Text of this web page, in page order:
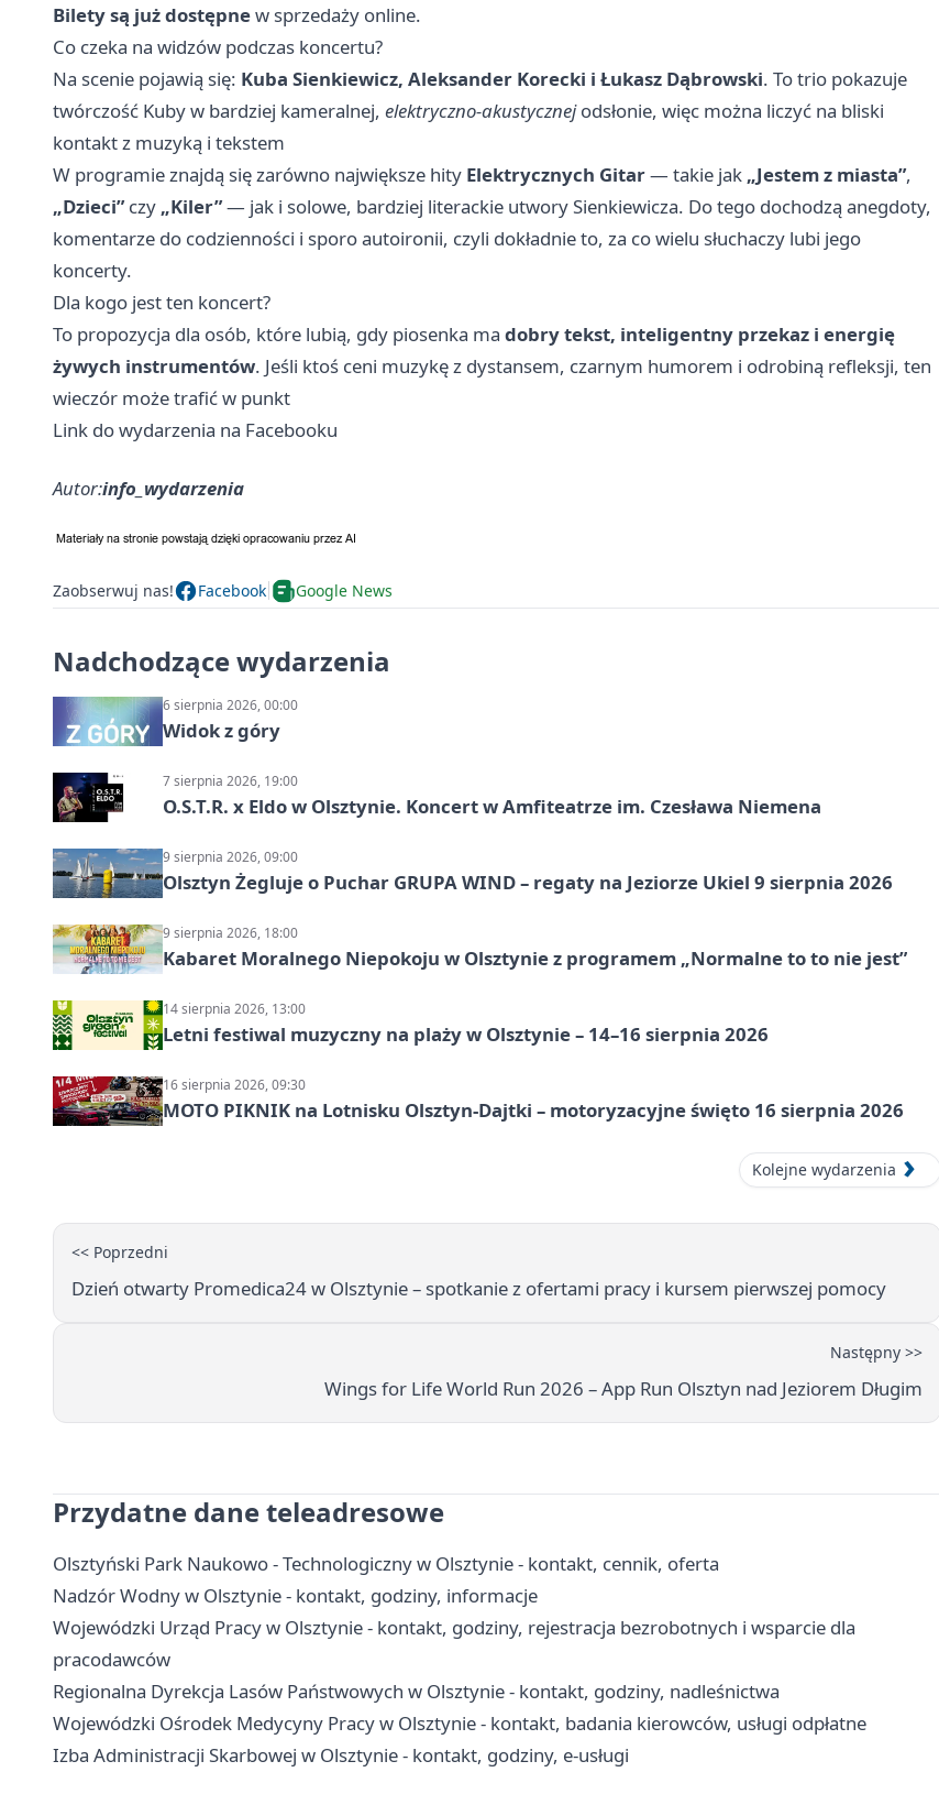
Bilety są już dostępnew sprzedaży online.
Co czeka na widzów podczas koncertu?
Na scenie pojawią się: Kuba Sienkiewicz, Aleksander Korecki i Łukasz Dąbrowski. To trio pokazuje
twórczość Kuby w bardziej kameralnej, elektryczno-akustycznejodsłonie, więc można liczyć na bliski
kontakt z muzyką i tekstem
W programie znajdą się zarówno największe hity Elektrycznych Gitar— takie jak „Jestem z miasta”,
„Dzieci”czy „Kiler”— jak i solowe, bardziej literackie utwory Sienkiewicza. Do tego dochodzą anegdoty,
komentarze do codzienności i sporo autoironii, czyli dokładnie to, za co wielu słuchaczy lubi jego
koncerty.
Dla kogo jest ten koncert?
To propozycja dla osób, które lubią, gdy piosenka ma dobry tekst, inteligentny przekaz i energię
żywych instrumentów. Jeśli ktoś ceni muzykę z dystansem, czarnym humorem i odrobiną refleksji, ten
wieczór może trafić w punkt
Link do wydarzenia na Facebooku
Autor:info_wydarzenia
Zaobserwuj nas! Facebook Google News
Nadchodzące wydarzenia
6 sierpnia 2026, 00:00
Widok z góry
7 sierpnia 2026, 19:00
O.S.T.R. x Eldo w Olsztynie. Koncert w Amfiteatrze im. Czesława Niemena
9 sierpnia 2026, 09:00
Olsztyn Żegluje o Puchar GRUPA WIND – regaty na Jeziorze Ukiel 9 sierpnia 2026
9 sierpnia 2026, 18:00
Kabaret Moralnego Niepokoju w Olsztynie z programem „Normalne to to nie jest”
14 sierpnia 2026, 13:00
Letni festiwal muzyczny na plaży w Olsztynie – 14–16 sierpnia 2026
16 sierpnia 2026, 09:30
MOTO PIKNIK na Lotnisku Olsztyn-Dajtki – motoryzacyjne święto 16 sierpnia 2026
Kolejne wydarzenia
<< Poprzedni
Dzień otwarty Promedica24 w Olsztynie – spotkanie z ofertami pracy i kursem pierwszej pomocy
Następny >>
Wings for Life World Run 2026 – App Run Olsztyn nad Jeziorem Długim
Przydatne dane teleadresowe
Olsztyński Park Naukowo - Technologiczny w Olsztynie - kontakt, cennik, oferta
Nadzór Wodny w Olsztynie - kontakt, godziny, informacje
Wojewódzki Urząd Pracy w Olsztynie - kontakt, godziny, rejestracja bezrobotnych i wsparcie dla
pracodawców
Regionalna Dyrekcja Lasów Państwowych w Olsztynie - kontakt, godziny, nadleśnictwa
Wojewódzki Ośrodek Medycyny Pracy w Olsztynie - kontakt, badania kierowców, usługi odpłatne
Izba Administracji Skarbowej w Olsztynie - kontakt, godziny, e-usługi